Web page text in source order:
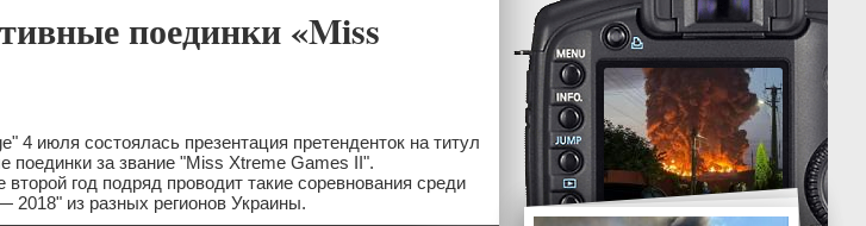
поединки «Miss
4 июля состоялась презентация претенденток на титул
за звание "Miss Xtreme Games II".
год подряд проводит такие соревнования среди
2018" из разных регионов Украины.